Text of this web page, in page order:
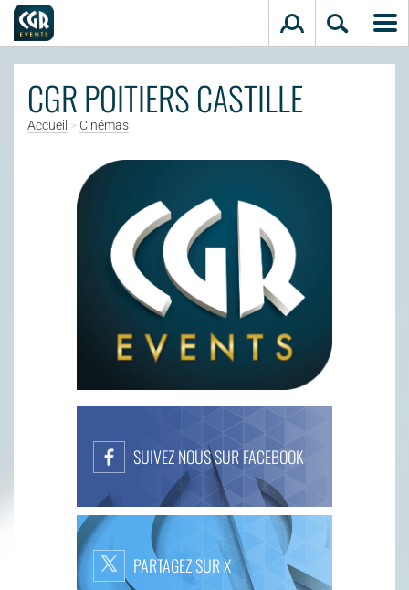
CGR POITIERS CASTILLE
Accueil > Cinémas
SUIVEZ NOUS SUR FACEBOOK
PARTAGEZ SUR X